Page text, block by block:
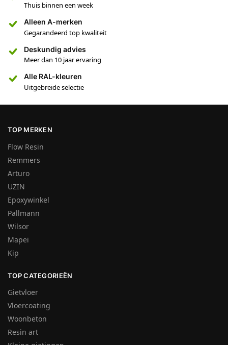
Thuis binnen een week
Alleen A-merken
Gegarandeerd top kwaliteit
Deskundig advies
Meer dan 10 jaar ervaring
Alle RAL-kleuren
Uitgebreide selectie
TOP MERKEN
Flow Resin
Remmers
Arturo
UZIN
Epoxywinkel
Pallmann
Wilsor
Mapei
Kip
TOP CATEGORIEËN
Gietvloer
Vloercoating
Woonbeton
Resin art